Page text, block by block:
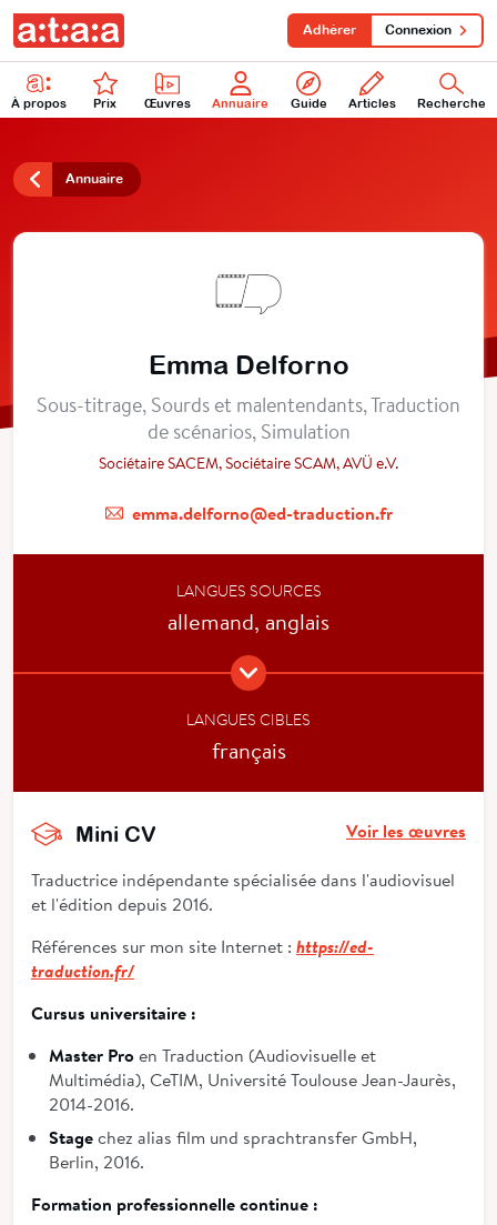
À propos Prix Œuvres Annuaire Guide Articles Recherche
Adhérer Connexion
Annuaire
Emma Delforno
Sous-titrage, Sourds et malentendants, Traduction
de scénarios, Simulation
Sociétaire SACEM, Sociétaire SCAM, AVÜ e.V.
emma.delforno@ed-traduction.fr
LANGUES SOURCES
allemand, anglais
LANGUES CIBLES
français
Mini CV Voir les œuvres
Traductrice indépendante spécialisée dans l'audiovisuel
et l'édition depuis 2016.
Références sur mon site Internet : https://ed-
traduction.fr/
Cursus universitaire :
Master Proen Traduction (Audiovisuelle et
Multimédia), CeTIM, Université Toulouse Jean-Jaurès,
2014-2016.
Stagechez alias film und sprachtransfer GmbH,
Berlin, 2016.
Formation professionnelle continue :